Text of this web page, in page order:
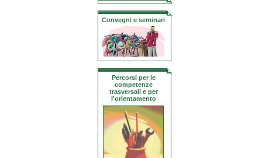
Convegni e seminari
Percorsi per le
competenze
trasversali e per
l'orientamento